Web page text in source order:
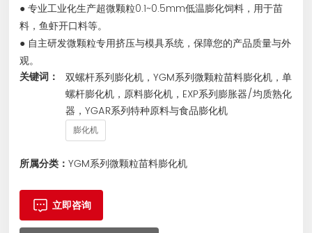
● 专业工业化生产超微颗粒0.1~0.5mm低温膨化饲料，用于苗
料，鱼虾开口料等。
● 自主研发微颗粒专用挤压与模具系统，保障您的产品质量与外
关键词：
双螺杆系列膨化机，YGM系列微颗粒苗料膨化机，单
螺杆膨化机，原料膨化机，EXP系列膨胀器/均质熟化
器，YGAR系列特种原料与食品膨化机
膨化机
所属分类：YGM系列微颗粒苗料膨化机
立即咨询